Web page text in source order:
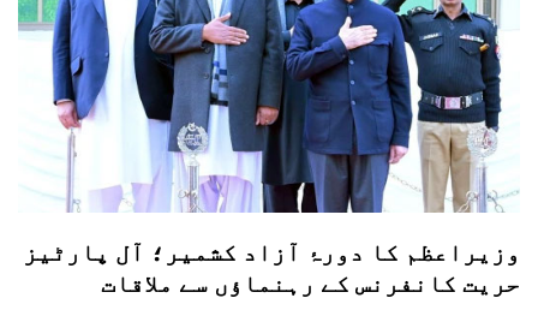
وزیراعظم کا دورۂ آزاد کشمیر؛ آل پارٹیز
حریت کانفرنس کے رہنماؤں سے ملاقات